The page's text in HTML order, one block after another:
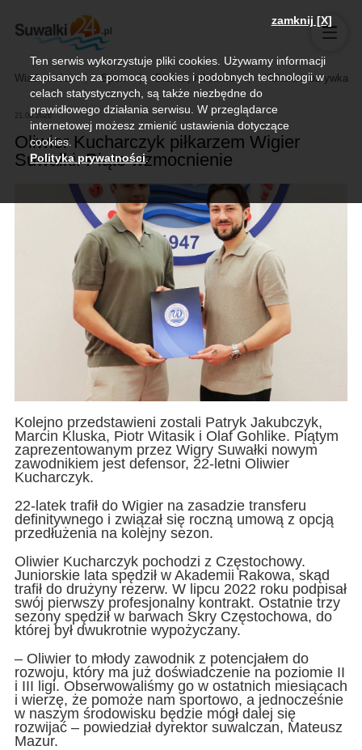
Wiadomości Sport Biznes, rolnictwo Kultura i rozrywka
21.06.2026
Oliwier Kucharczyk piłkarzem Wigier
Suwałki. Piąte wzmocnienie
Kolejno przedstawieni zostali Patryk Jakubczyk,
Marcin Kluska, Piotr Witasik i Olaf Gohlike. Piątym
zaprezentowanym przez Wigry Suwałki nowym
zawodnikiem jest defensor, 22-letni Oliwier
Kucharczyk.
22-latek trafił do Wigier na zasadzie transferu
definitywnego i związał się roczną umową z opcją
przedłużenia na kolejny sezon.
Oliwier Kucharczyk pochodzi z Częstochowy.
Juniorskie lata spędził w Akademii Rakowa, skąd
trafił do drużyny rezerw. W lipcu 2022 roku podpisał
swój pierwszy profesjonalny kontrakt. Ostatnie trzy
sezony spędził w barwach Skry Częstochowa, do
której był dwukrotnie wypożyczany.
– Oliwier to młody zawodnik z potencjałem do
rozwoju, który ma już doświadczenie na poziomie II
i III ligi. Obserwowaliśmy go w ostatnich miesiącach
i wierzę, że pomoże nam sportowo, a jednocześnie
w naszym środowisku będzie mógł dalej się
rozwijać – powiedział dyrektor suwalczan, Mateusz
Mazur.
zamknij [X]
Ten serwis wykorzystuje pliki cookies. Używamy informacji
zapisanych za pomocą cookies i podobnych technologii w
celach statystycznych, są także niezbędne do
prawidłowego działania serwisu. W przeglądarce
internetowej możesz zmienić ustawienia dotyczące
cookies.
Polityka prywatności.